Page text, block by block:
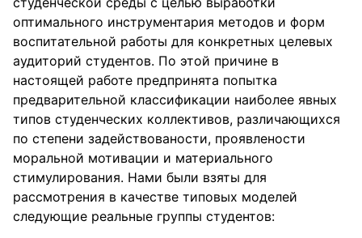
оптимального инструментария методов и форм
воспитательной работы для конкретных целевых
аудиторий студентов. По этой причине в
настоящей работе предпринята попытка
предварительной классификации наиболее явных
типов студенческих коллективов, различающихся
по степени задействованости, проявлености
моральной мотивации и материального
стимулирования. Нами были взяты для
рассмотрения в качестве типовых моделей
следующие реальные группы студентов: